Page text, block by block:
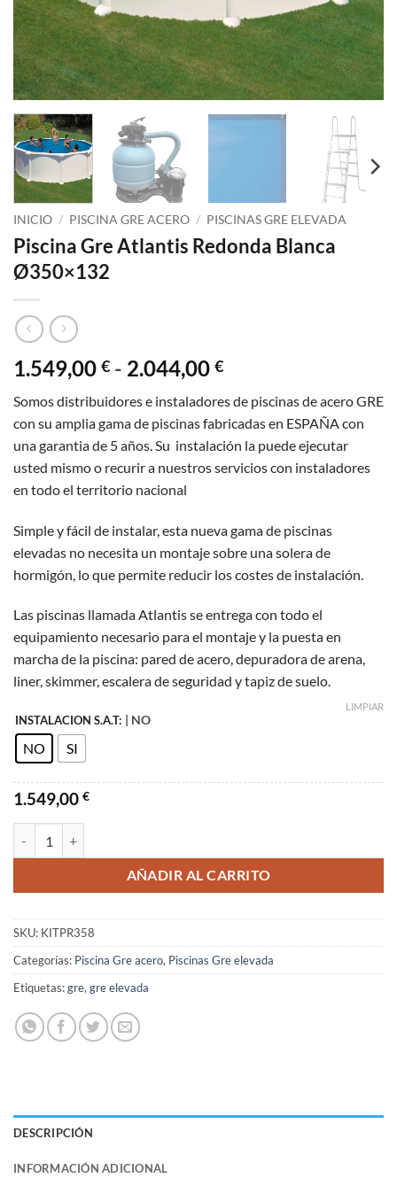
INICIO / PISCINA GRE ACERO / PISCINAS GRE ELEVADA
Piscina Gre Atlantis Redonda Blanca
Ø350×132
1.549,00 € - 2.044,00 €Rango
precios:
desde
1.549,00 €
hasta
Somos distribuidores e instaladores de piscinas de acero GRE
con su amplia gama de piscinas fabricadas en ESPAÑA con
una garantia de 5 años. Su instalación la puede ejecutar
usted mismo o recurir a nuestros servicios con instaladores
en todo el territorio nacional
Simple y fácil de instalar, esta nueva gama de piscinas
elevadas no necesita un montaje sobre una solera de
hormigón, lo que permite reducir los costes de instalación.
Las piscinas llamada Atlantis se entrega con todo el
equipamiento necesario para el montaje y la puesta en
marcha de la piscina: pared de acero, depuradora de arena,
liner, skimmer, escalera de seguridad y tapiz de suelo.
INSTALACION S.A.T: | NO
NO SI
LIMPIAR
1.549,00 €
AÑADIR AL CARRITO
SKU: KITPR358
Categorías: Piscina Gre acero, Piscinas Gre elevada
Etiquetas:gre, gre elevada
DESCRIPCIÓN
INFORMACIÓN ADICIONAL